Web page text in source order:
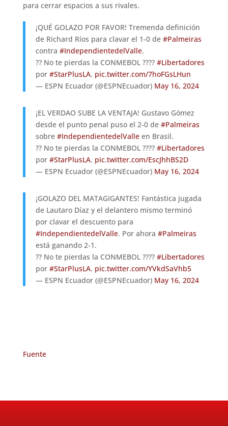
para cerrar espacios a sus rivales.
¡QUÉ GOLAZO POR FAVOR! Tremenda definición
de Richard Ríos para clavar el 1-0 de #Palmeiras
contra #IndependientedelValle.
?? No te pierdas la CONMEBOL ???? #Libertadores
por #StarPlusLA. pic.twitter.com/7hoFGsLHun
— ESPN Ecuador (@ESPNEcuador) May 16, 2024
¡EL VERDAO SUBE LA VENTAJA! Gustavo Gómez
desde el punto penal puso el 2-0 de #Palmeiras
sobre #IndependientedelValleen Brasil.
?? No te pierdas la CONMEBOL ???? #Libertadores
por #StarPlusLA. pic.twitter.com/EscJhhBS2D
— ESPN Ecuador (@ESPNEcuador) May 16, 2024
¡GOLAZO DEL MATAGIGANTES! Fantástica jugada
de Lautaro Díaz y el delantero mismo terminó
por clavar el descuento para
#IndependientedelValle. Por ahora #Palmeiras
está ganando 2-1.
?? No te pierdas la CONMEBOL ???? #Libertadores
por #StarPlusLA. pic.twitter.com/YVkdSaVhb5
— ESPN Ecuador (@ESPNEcuador) May 16, 2024
Fuente